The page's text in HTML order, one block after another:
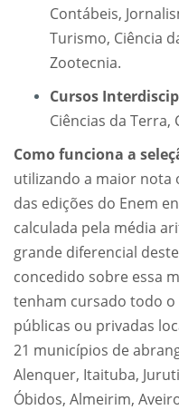
Contábeis,
Turismo, Ciência
Zootecnia.
Cursos
Ciências da Terra,
Como funciona a
utilizando a maior nota
das edições do Enem
calculada pela média
grande diferencial
concedido sobre essa
tenham cursado todo o
públicas ou privadas
21 municípios de
Alenquer, Itaituba,
Óbidos, Almeirim,